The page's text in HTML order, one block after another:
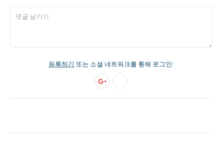
등록하기 또는 소셜 네트워크를 통해 로그인: